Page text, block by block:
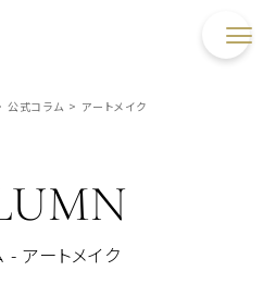
公式コラム > アートメイク
- アートメイク